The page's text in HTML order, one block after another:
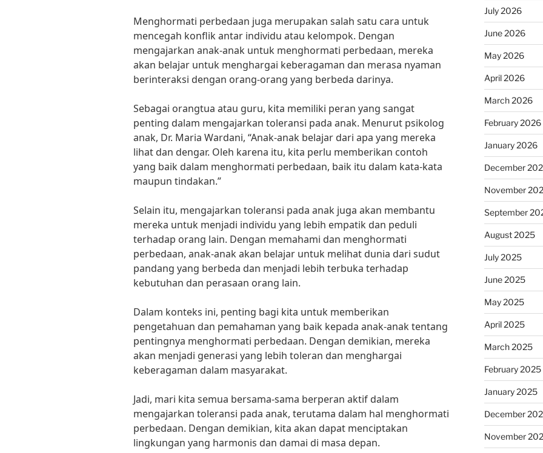
Menghormati perbedaan juga merupakan salah satu cara untuk
mencegah konflik antar individu atau kelompok. Dengan
mengajarkan anak-anak untuk menghormati perbedaan, mereka
akan belajar untuk menghargai keberagaman dan merasa nyaman
berinteraksi dengan orang-orang yang berbeda darinya.
Sebagai orangtua atau guru, kita memiliki peran yang sangat
penting dalam mengajarkan toleransi pada anak. Menurut psikolog
anak, Dr. Maria Wardani, “Anak-anak belajar dari apa yang mereka
lihat dan dengar. Oleh karena itu, kita perlu memberikan contoh
yang baik dalam menghormati perbedaan, baik itu dalam kata-kata
maupun tindakan.”
Selain itu, mengajarkan toleransi pada anak juga akan membantu
mereka untuk menjadi individu yang lebih empatik dan peduli
terhadap orang lain. Dengan memahami dan menghormati
perbedaan, anak-anak akan belajar untuk melihat dunia dari sudut
pandang yang berbeda dan menjadi lebih terbuka terhadap
kebutuhan dan perasaan orang lain.
Dalam konteks ini, penting bagi kita untuk memberikan
pengetahuan dan pemahaman yang baik kepada anak-anak tentang
pentingnya menghormati perbedaan. Dengan demikian, mereka
akan menjadi generasi yang lebih toleran dan menghargai
keberagaman dalam masyarakat.
Jadi, mari kita semua bersama-sama berperan aktif dalam
mengajarkan toleransi pada anak, terutama dalam hal menghormati
perbedaan. Dengan demikian, kita akan dapat menciptakan
lingkungan yang harmonis dan damai di masa depan.
July 2026
June 2026
May 2026
April 2026
March 2026
February 2026
January 2026
December
November
September
August 2025
July 2025
June 2025
May 2025
April 2025
March 2025
February 2025
January 2025
December
November